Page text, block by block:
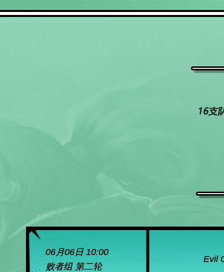
06月06日 10:00
败者组 第二轮
Evil